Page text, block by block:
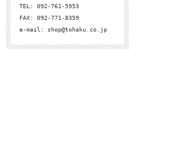
TEL: 092-761-5953
FAX: 092-771-8359
e-mail: shop@tohaku.co.jp